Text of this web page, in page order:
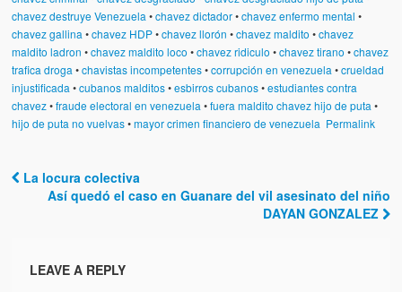
chavez destruye Venezuela •chavez dictador•chavez enfermo mental •
chavez gallina •chavez HDP•chavez llorón •chavez maldito •chavez
maldito ladron •chavez maldito loco •chavez ridiculo •chavez tirano •chavez
trafica droga •chavistas incompetentes•corrupción en venezuela •crueldad
injustificada •cubanos malditos•esbirros cubanos•estudiantes contra
chavez•fraude electoral en venezuela •fuera maldito chavez hijo de puta •
hijo de puta no vuelvas•mayor crimen financiero de venezuela Permalink
Post navigation
La locura colectiva
Así quedó el caso en Guanare del vil asesinato del niño
DAYAN GONZALEZ
LEAVE A REPLY